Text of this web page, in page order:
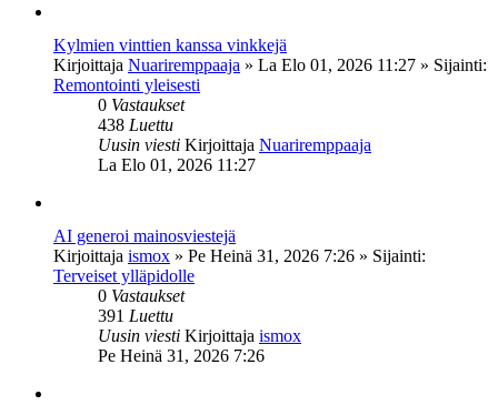
Kylmien vinttien kanssa vinkkejä
Kirjoittaja Nuariremppaaja » La Elo 01, 2026 11:27 » Sijainti:
Remontointi yleisesti
0 Vastaukset
438 Luettu
Uusin viesti Kirjoittaja Nuariremppaaja
La Elo 01, 2026 11:27
AI generoi mainosviestejä
Kirjoittaja ismox » Pe Heinä 31, 2026 7:26 » Sijainti:
Terveiset ylläpidolle
0 Vastaukset
391 Luettu
Uusin viesti Kirjoittaja ismox
Pe Heinä 31, 2026 7:26